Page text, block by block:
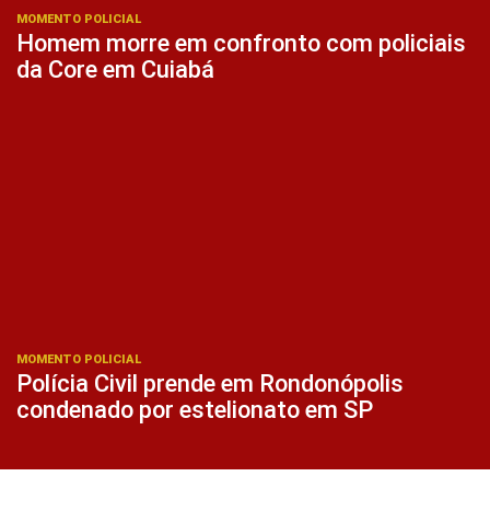
MOMENTO POLICIAL
Homem morre em confronto com policiais
da Core em Cuiabá
MOMENTO POLICIAL
Polícia Civil prende em Rondonópolis
condenado por estelionato em SP